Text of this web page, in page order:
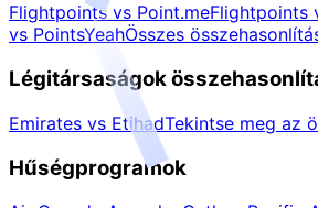
Flightpoints vs Point.meFlightpoints
vs PointsYeahÖsszes
Légitársaságok
Emirates vs EtihadTekintse meg az
Hűségprogramok